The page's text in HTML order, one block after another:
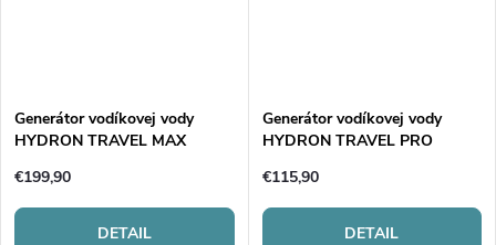
Generátor vodíkovej vody
HYDRON TRAVEL MAX
€199,90
DETAIL
Generátor vodíkovej vody
HYDRON TRAVEL PRO
€115,90
DETAIL